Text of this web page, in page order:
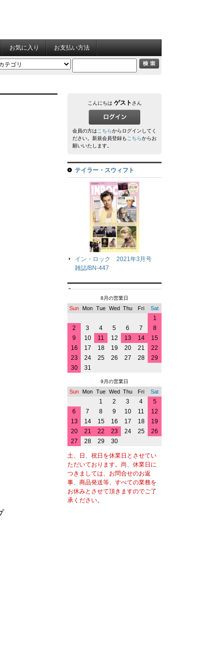
お気に入り お支払い方法
こんにちは ゲスト さん
会員の方はこちらからログインしてく
ださい。新規会員登録もこちらからお
願いいたします。
テイラー・スウィフト
イン・ロック 2021年3月号
雑誌/BN-447
8月の営業日
Sun Mon Tue Wed Thu Fri Sat
1
2
3 4 5 6 7
8
9
10 11 12 13 14
15
16
17 18 19 20 21
22
23
24 25 26 27 28
29
30
31
9月の営業日
Sun Mon Tue Wed Thu Fri Sat
1 2 3 4
5
6
7 8 9 10 11
12
13
14 15 16 17 18
19
20
21 22 23 24 25
26
27
28 29 30
土、日、祝日を休業日とさせてい
ただいております。尚、休業日に
つきましては、お問合せのお返
事、商品発送等、すべての業務を
お休みとさせて頂きますのでご了
承ください。